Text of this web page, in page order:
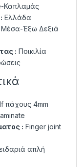
Καπλαμάς
Ελλάδα
Μέσα-Έξω Δεξιά
: Ποικιλία
πάχους 4mm
: Finger joint
απλή